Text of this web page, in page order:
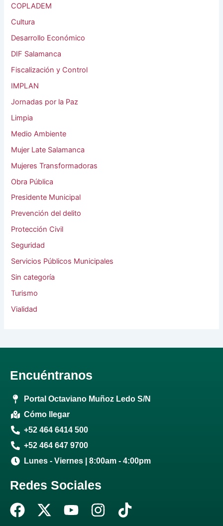
COPLADEM
Cultura
Desarrollo Económico
DIF Salamanca
Fiscalización y Control
IMPLAN
Jornadas por la Paz
Limpia
Medio Ambiente
Mujer Late Salamanca
Mujeres Transformadoras
Obra Pública
Presidente Municipal
Prevención del delito
Protección Civil
Seguridad
Servicios Públicos Municipales
Sin categoría
Turismo
Vialidad
Encuéntranos
Portal Octaviano Muñoz Ledo S/N
Cómo llegar
+52 464 6414 500
+52 464 647 9700
Lunes - Viernes | 8:00am - 4:00pm
Redes Sociales
F
X
Y
I
T